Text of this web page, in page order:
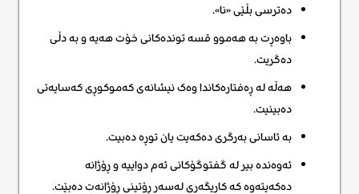
دەترسی بڵێی «نا».
باوەڕت بە هەموو قسە توندەکانی خۆت هەیە و بە دڵی
دەگریت.
هەڵە لە ڕەفتارەکاندا وەک نیشانەی کەموکوڕی کەسایەتی
دەبینیت.
بە ئاسانی بەرگری دەکەیت یان توڕە دەبیت.
ئەوەندە بیر لە گفتوگۆکانی ئەم دواییە و ڕۆژانە
دەکەیتەوە کە کاریگەری لەسەر ڕۆتینی ڕۆژانەت دەبێت.